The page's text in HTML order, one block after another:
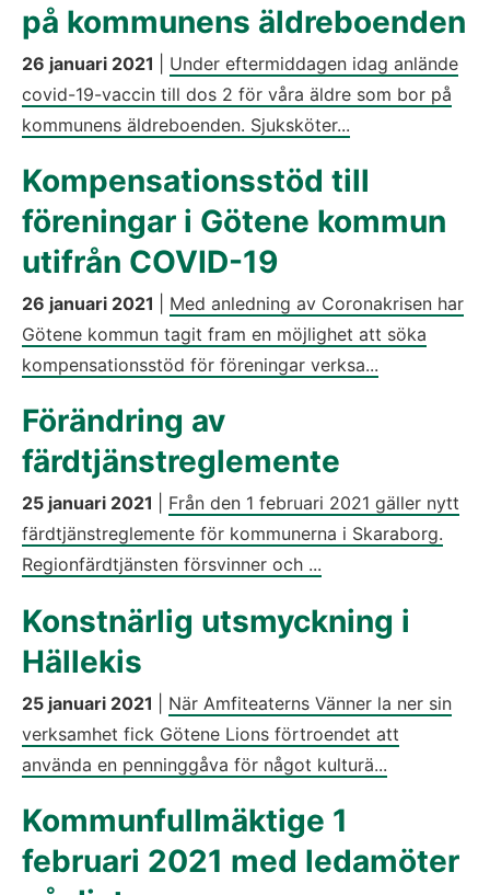
på kommunens äldreboenden
26 januari 2021
Under eftermiddagen idag anlände
covid-19-vaccin till dos 2 för våra äldre som bor på
kommunens äldreboenden. Sjuksköter...
Kompensationsstöd till
föreningar i Götene kommun
utifrån COVID-19
26 januari 2021
Med anledning av Coronakrisen har
Götene kommun tagit fram en möjlighet att söka
kompensationsstöd för föreningar verksa...
Förändring av
färdtjänstreglemente
25 januari 2021
Från den 1 februari 2021 gäller nytt
färdtjänstreglemente för kommunerna i Skaraborg.
Regionfärdtjänsten försvinner och ...
Konstnärlig utsmyckning i
Hällekis
25 januari 2021
När Amfiteaterns Vänner la ner sin
verksamhet fick Götene Lions förtroendet att
använda en penninggåva för något kulturä...
Kommunfullmäktige 1
februari 2021 med ledamöter